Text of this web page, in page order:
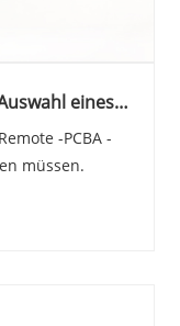
eines
-PCBA -
müssen.